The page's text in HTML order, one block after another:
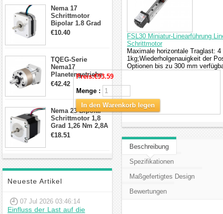
Nema 17
Schrittmotor
Bipolar 1.8 Grad
8.7Ncm 1A 3.5V 4
€10.40
TQEG-Serie
Nema17
Planetengetriebe
10:1 Spiel 15Arc-
min für Nema 17
Schrittmotor
€42.42
Nema 23 Bipolar
Schrittmotor 1,8
Grad 1,26 Nm 2,8A
2,5V 4 Drähte
€18.51
Neueste Artikel
07 Jul 2026 03:46:14
Einfluss der Last auf die
FSL30 Miniatur-Linearführung
Schrittmotor
Maximale horizontale Traglast:
1kg;Wiederholgenauigkeit der
Optionen bis zu 300 mm
Preis:€93.59
Menge :
In den Warenkorb legen
Beschreibung
Spezifikationen
Maßgefertigtes Design
Bewertungen